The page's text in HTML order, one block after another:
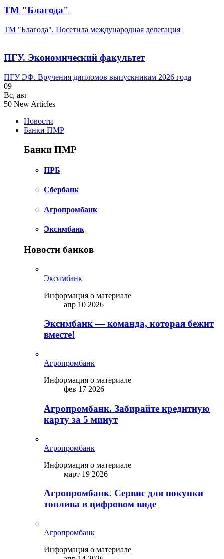
ТМ "Благода"
ТМ "Благода". Посетила международная делегация
ПГУ. Экономический факультет
ПГУ ЭФ. Вручения дипломов выпускникам 2026 года
09
Вс, авг
50 New Articles
Новости
Банки ПМР
Банки ПМР
ПРБ
Сбербанк
Агропромбанк
Эксимбанк
Новости банков
Эксимбанк
Информация о материале
апр 10 2026
Эксимбанк — команда, которая бежит
вместе!
Агропромбанк
Информация о материале
фев 17 2026
Агропромбанк. Забирайте кредитную
карту за 5 минут
Агропромбанк
Информация о материале
март 19 2026
Агропромбанк. Сервис для покупки
топлива в цифровом виде
Агропромбанк
Информация о материале